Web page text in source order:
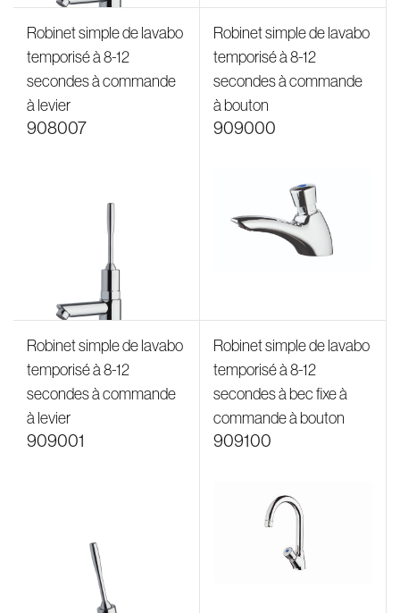
Robinet simple de lavabo
temporisé à 8-12
secondes à commande
à levier
908007
Robinet simple de lavabo
temporisé à 8-12
secondes à commande
à bouton
909000
Robinet simple de lavabo
temporisé à 8-12
secondes à commande
à levier
909001
Robinet simple de lavabo
temporisé à 8-12
secondes à bec fixe à
commande à bouton
909100